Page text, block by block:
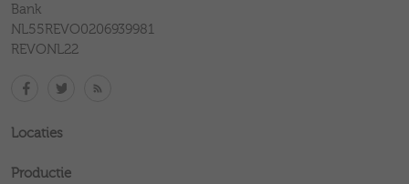
Bank
NL55REVO0206939981
REVONL22
Locaties
Productie